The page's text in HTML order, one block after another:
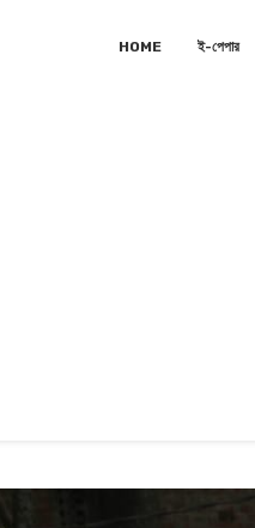
HOME ই-পেপার